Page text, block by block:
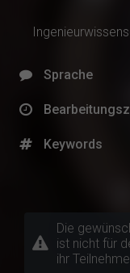
Sprache
Keywords
Die
ist nicht für
ihr